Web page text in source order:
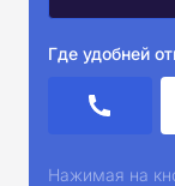
Где удобней
Нажимая на